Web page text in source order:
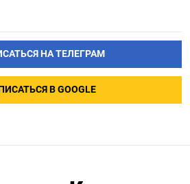
НА ТЕЛЕГРАМ
В GOOGLE